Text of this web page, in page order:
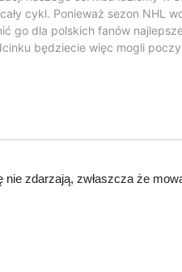
zdarzają, zwłaszcza że